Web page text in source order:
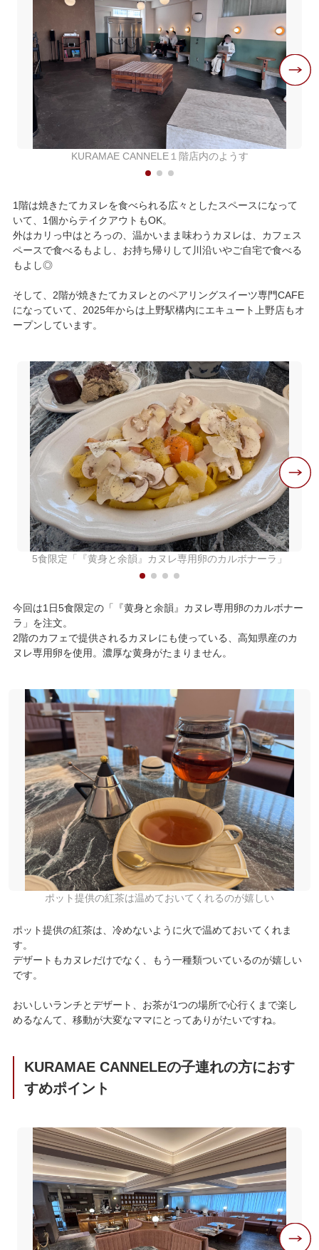
KURAMAE CANNELE１階店内のようす
1階は焼きたてカヌレを食べられる広々としたスペースになって
いて、1個からテイクアウトもOK。
外はカリっ中はとろっの、温かいまま味わうカヌレは、カフェス
ペースで食べるもよし、お持ち帰りして川沿いやご自宅で食べる
もよし◎
そして、2階が焼きたてカヌレとのペアリングスイーツ専門CAFE
になっていて、2025年からは上野駅構内にエキュート上野店もオ
ープンしています。
5食限定「『黄身と余韻』カヌレ専用卵のカルボナーラ」
今回は1日5食限定の「『黄身と余韻』カヌレ専用卵のカルボナー
ラ」を注文。
2階のカフェで提供されるカヌレにも使っている、高知県産のカ
ヌレ専用卵を使用。濃厚な黄身がたまりません。
ポット提供の紅茶は温めておいてくれるのが嬉しい
ポット提供の紅茶は、冷めないように火で温めておいてくれま
す。
デザートもカヌレだけでなく、もう一種類ついているのが嬉しい
です。
おいしいランチとデザート、お茶が1つの場所で心行くまで楽し
めるなんて、移動が大変なママにとってありがたいですね。
KURAMAE CANNELEの子連れの方におす
すめポイント